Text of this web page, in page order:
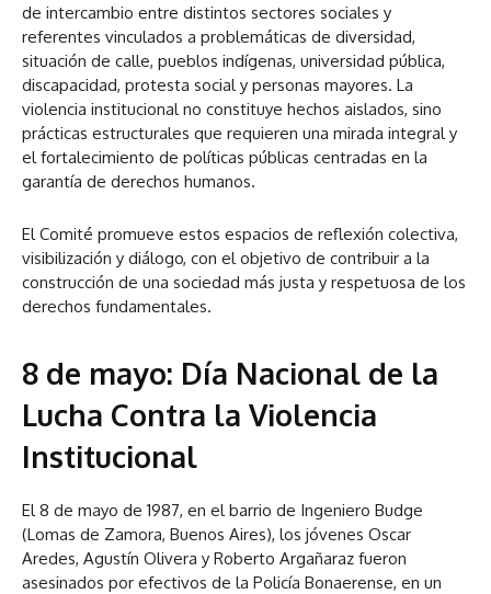
de intercambio entre distintos sectores sociales y
referentes vinculados a problemáticas de diversidad,
situación de calle, pueblos indígenas, universidad pública,
discapacidad, protesta social y personas mayores. La
violencia institucional no constituye hechos aislados, sino
prácticas estructurales que requieren una mirada integral y
el fortalecimiento de políticas públicas centradas en la
garantía de derechos humanos.
El Comité promueve estos espacios de reflexión colectiva,
visibilización y diálogo, con el objetivo de contribuir a la
construcción de una sociedad más justa y respetuosa de los
derechos fundamentales.
8 de mayo: Día Nacional de la
Lucha Contra la Violencia
Institucional
El 8 de mayo de 1987, en el barrio de Ingeniero Budge
(Lomas de Zamora, Buenos Aires), los jóvenes Oscar
Aredes, Agustín Olivera y Roberto Argañaraz fueron
asesinados por efectivos de la Policía Bonaerense, en un